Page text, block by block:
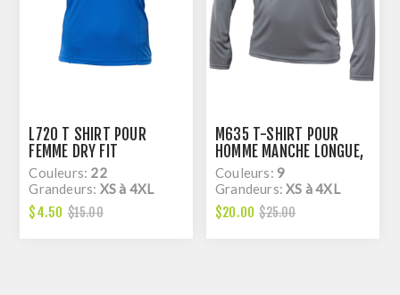
L720 T SHIRT POUR
FEMME DRY FIT
Couleurs: 22
Grandeurs: XS à 4XL
$4.50 $15.00
M635 T-SHIRT POUR
HOMME MANCHE LONGUE,
DRY FIT
Couleurs:9
Grandeurs:XS à 4XL
$20.00 $25.00